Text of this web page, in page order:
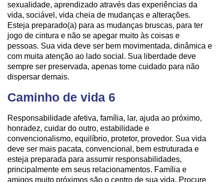
sexualidade, aprendizado através das experiências da
vida, sociável, vida cheia de mudanças e alterações.
Esteja preparado(a) para as mudanças bruscas, para ter
jogo de cintura e não se apegar muito às coisas e
pessoas. Sua vida deve ser bem movimentada, dinâmica e
com muita atenção ao lado social. Sua liberdade deve
sempre ser preservada, apenas tome cuidado para não
dispersar demais.
Caminho de vida 6
Responsabilidade afetiva, família, lar, ajuda ao próximo,
honradez, cuidar do outro, estabilidade e
convencionalismo, equilíbrio, protetor, provedor. Sua vida
deve ser mais pacata, convencional, bem estruturada e
esteja preparada para assumir responsabilidades,
principalmente em seus relacionamentos. Família e
amigos muito próximos são o centro de sua vida. Procure